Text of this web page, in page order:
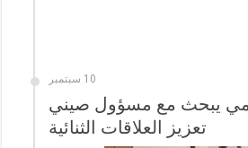
10 سبتمبر
يبحث مع مسؤول صيني
تعزيز العلاقات الثنائية